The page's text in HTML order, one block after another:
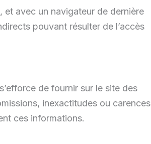
et avec un navigateur de dernière
pouvant résulter de l’accès
de fournir sur le site des
inexactitudes ou carences
ces informations.